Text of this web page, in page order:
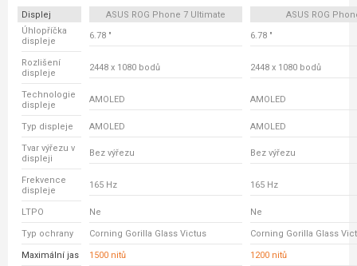
Displej ASUS ROG Phone 7 Ultimate
ASUS ROG
Úhlopříčka
displeje
6.78 " 6.78 "
Rozlišení
displeje
2448 x 1080 bodů 2448 x 1080 bodů
Technologie
displeje
AMOLED AMOLED
Typ displeje AMOLED AMOLED
Tvar výřezu v
displeji
Bez výřezu Bez výřezu
Frekvence
displeje
165 Hz 165 Hz
LTPO Ne Ne
Typ ochrany Corning Gorilla Glass Victus Corning Gorilla Glass
Maximální jas 1500 nitů 1200 nitů